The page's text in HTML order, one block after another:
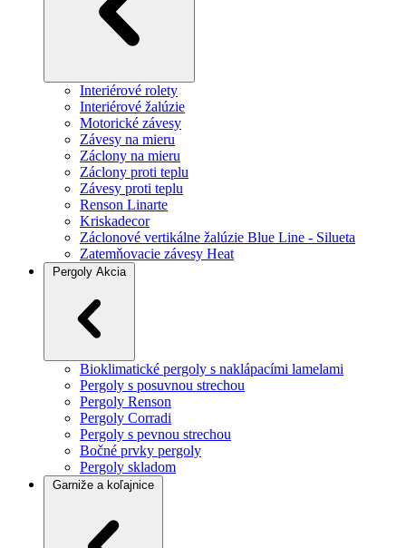
Interiérové rolety
Interiérové žalúzie
Motorické závesy
Závesy na mieru
Záclony na mieru
Záclony proti teplu
Závesy proti teplu
Renson Linarte
Kriskadecor
Záclonové vertikálne žalúzie Blue Line - Silueta
Zatemňovacie závesy Heat
Pergoly Akcia
Bioklimatické pergoly s naklápacími lamelami
Pergoly s posuvnou strechou
Pergoly Renson
Pergoly Corradi
Pergoly s pevnou strechou
Bočné prvky pergoly
Pergoly skladom
Garniže a koľajnice